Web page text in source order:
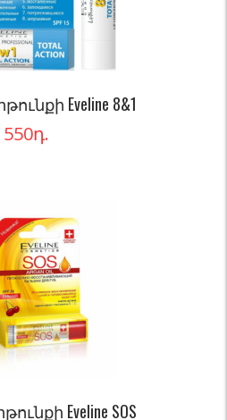
Eveline 8&1
550դ.
Eveline SOS